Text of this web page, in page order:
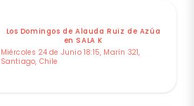
Los Domingos de Alauda Ruiz de Azúa
en SALA K
Miércoles 24 de Junio 18:15, Marín 321,
Santiago, Chile